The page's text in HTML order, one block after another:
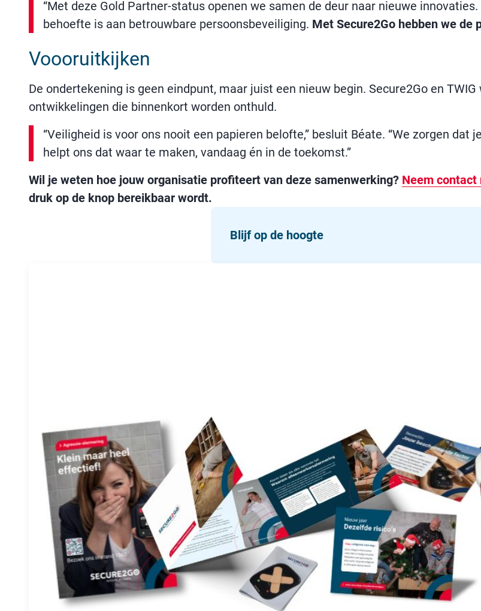
“Met deze Gold Partner-status openen we samen de deur naar nieuwe
behoefte is aan betrouwbare persoonsbeveiliging. Met Secure2Go hebben we
Voooruitkijken
De ondertekening is geen eindpunt, maar juist een nieuw begin. Secure2Go en
ontwikkelingen die binnenkort worden onthuld.
“Veiligheid is voor ons nooit een papieren belofte,” besluit Béate. “We zorgen
helpt ons dat waar te maken, vandaag én in de toekomst.”
Wil je weten hoe jouw organisatie profiteert van deze samenwerking? Neem contact
druk op de knop bereikbaar wordt.
Blijf op de hoogte